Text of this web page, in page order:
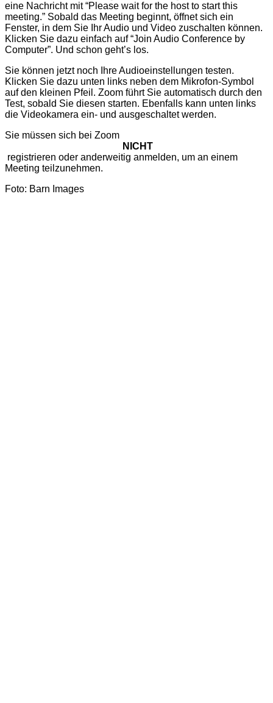
eine Nachricht mit “Please wait for the host to start this
meeting.” Sobald das Meeting beginnt, öffnet sich ein
Fenster, in dem Sie Ihr Audio und Video zuschalten können.
Klicken Sie dazu einfach auf “Join Audio Conference by
Computer”. Und schon geht’s los.
Sie können jetzt noch Ihre Audioeinstellungen testen.
Klicken Sie dazu unten links neben dem Mikrofon-Symbol
auf den kleinen Pfeil. Zoom führt Sie automatisch durch den
Test, sobald Sie diesen starten. Ebenfalls kann unten links
die Videokamera ein- und ausgeschaltet werden.
Sie müssen sich bei Zoom
NICHT
registrieren oder anderweitig anmelden, um an einem
Meeting teilzunehmen.
Foto: Barn Images